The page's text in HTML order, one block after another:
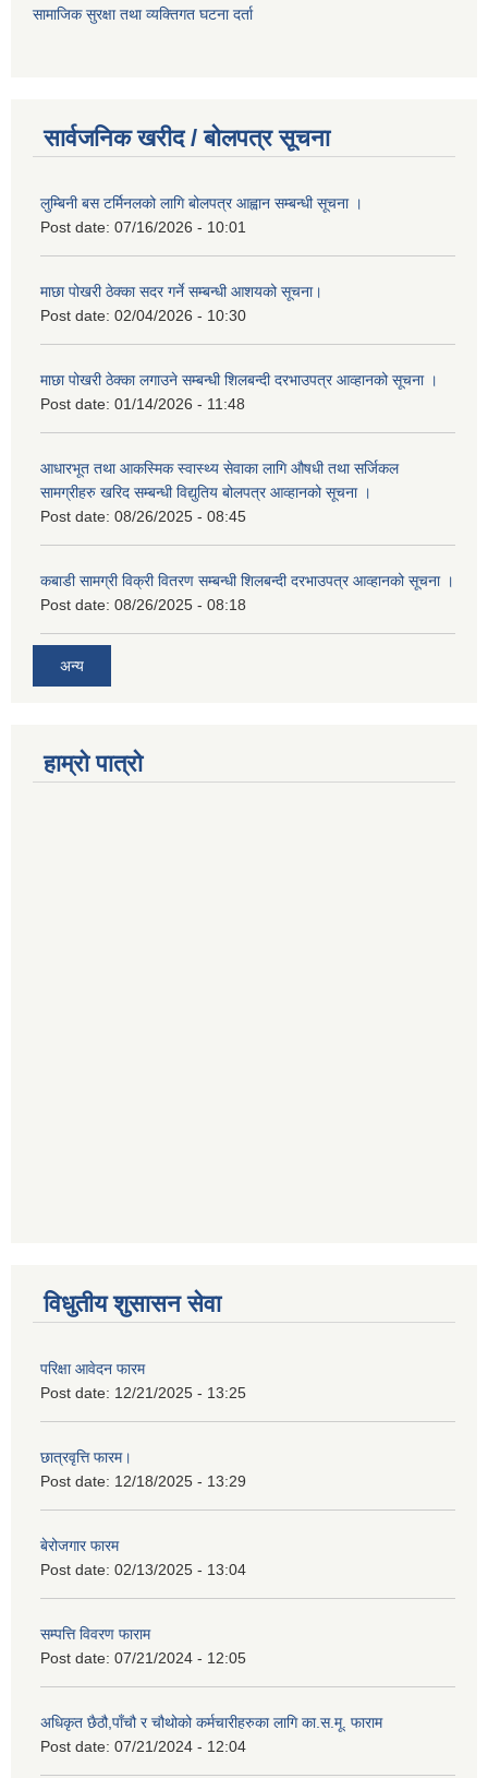
सामाजिक सुरक्षा तथा व्यक्तिगत घटना दर्ता
सार्वजनिक खरीद / बोलपत्र सूचना
लुम्बिनी बस टर्मिनलको लागि बोलपत्र आह्वान सम्बन्धी सूचना ।
Post date: 07/16/2026 - 10:01
माछा पोखरी ठेक्का सदर गर्ने सम्बन्धी आशयको सूचना।
Post date: 02/04/2026 - 10:30
माछा पोखरी ठेक्का लगाउने सम्बन्धी शिलबन्दी दरभाउपत्र आव्हानको सूचना ।
Post date: 01/14/2026 - 11:48
आधारभूत तथा आकस्मिक स्वास्थ्य सेवाका लागि औषधी तथा सर्जिकल
सामग्रीहरु खरिद सम्बन्धी विद्युतिय बोलपत्र आव्हानको सूचना ।
Post date: 08/26/2025 - 08:45
कबाडी सामग्री विक्री वितरण सम्बन्धी शिलबन्दी दरभाउपत्र आव्हानको सूचना ।
Post date: 08/26/2025 - 08:18
अन्य
हाम्रो पात्रो
विधुतीय शुसासन सेवा
परिक्षा आवेदन फारम
Post date: 12/21/2025 - 13:25
छात्रवृत्ति फारम।
Post date: 12/18/2025 - 13:29
बेरोजगार फारम
Post date: 02/13/2025 - 13:04
सम्पत्ति विवरण फाराम
Post date: 07/21/2024 - 12:05
अधिकृत छैठौ,पाँचौ र चौथोको कर्मचारीहरुका लागि का.स.मू. फाराम
Post date: 07/21/2024 - 12:04